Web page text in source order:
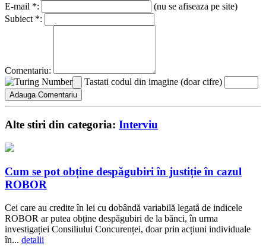
E-mail *:
(nu se afiseaza pe site)
Subiect *:
Comentariu:
Tastati codul din imagine (doar cifre)
Alte stiri din categoria: Interviu
Cum se pot obține despăgubiri în justiție în cazul
ROBOR
Cei care au credite în lei cu dobândă variabilă legată de indicele
ROBOR ar putea obține despăgubiri de la bănci, în urma
investigației Consiliului Concurenței, doar prin acțiuni individuale
în... detalii